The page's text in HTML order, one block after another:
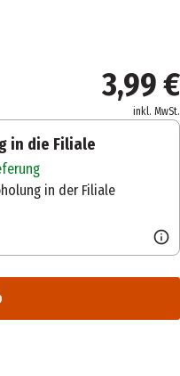
3,99 €
inkl. MwSt.
in die Filiale
in der Filiale